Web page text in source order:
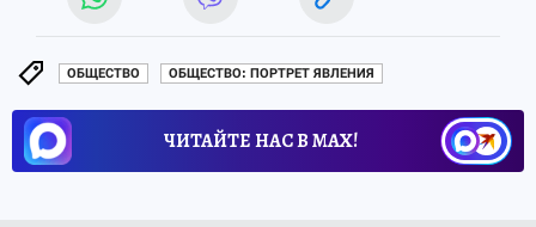
ОБЩЕСТВО ОБЩЕСТВО: ПОРТРЕТ ЯВЛЕНИЯ
ЧИТАЙТЕ НАС В МАХ!